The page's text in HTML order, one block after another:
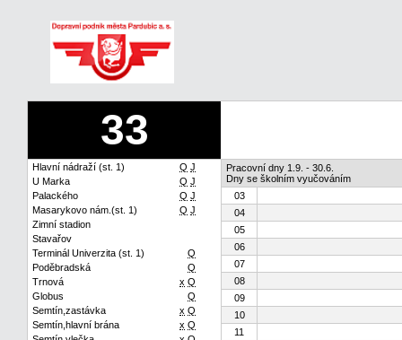
33
Hlavní nádraží (st. 1) Q J
U Marka
Q J
Palackého
Q J
Masarykovo nám.(st. 1)
Q J
Zimní stadion
Stavařov
Terminál Univerzita (st. 1)
Q
Poděbradská
Q
Trnová
x Q
Globus
Q
Semtín,zastávka
x Q
Semtín,hlavní brána
x Q
Pracovní dny 1.9. - 30.6.
Dny se školním vyučováním
03
04
05
06
07
08
09
10
11